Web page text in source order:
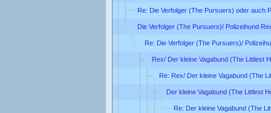
Re: Die Verfolger (The Pursuers) oder auch
Die Verfolger (The Pursuers)/ Polizeihund
Re: Die Verfolger (The Pursuers)/
Rex/ Der kleine Vagabund (The Littlest
Re: Rex/ Der kleine Vagabund (The
Der kleine Vagabund (The Littlest
Re: Der kleine Vagabund (The